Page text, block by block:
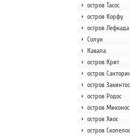
остров Тасос
остров Корфу
остров Лефкада
Солун
Кавала
остров Крит
остров
остров Закинтос
остров Родос
остров Миконос
остров Хиос
остров Скопелос